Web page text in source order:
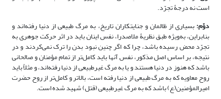
است نه درجۀ تجرّد.
دوّم:بسیاری از ظالمان و جنایتکاران تاریخ، به مرگ طبیعی از دنیا رفته‌اند و
بنابراین، به‌ویژه طبق نظریۀ ملاصدرا، نفس اینان باید در اثر حرکت جوهری به
تجرّد محض رسیده باشد، چرا که اگر چنین نبود بدن را ترک نمی‌کردند و در
نتیجه، بر اساس اصل مذکور، نفس آنها باید کامل‌تر از تمام مؤمنان و صالحانی
باشد که هنوز در دنیا هستند و یا به مرگ غیرطبیعی از دنیا رفته‌اند، و مثلاً باید
روح معاویه که به مرگ‌ طبیعی از دنیا رفته است، بالاتر و کامل‌تر از روح حضرت
امیرالمؤمنین(ع) باشد که به مرگ غیرطبیعی (قتل) شهید شده است.